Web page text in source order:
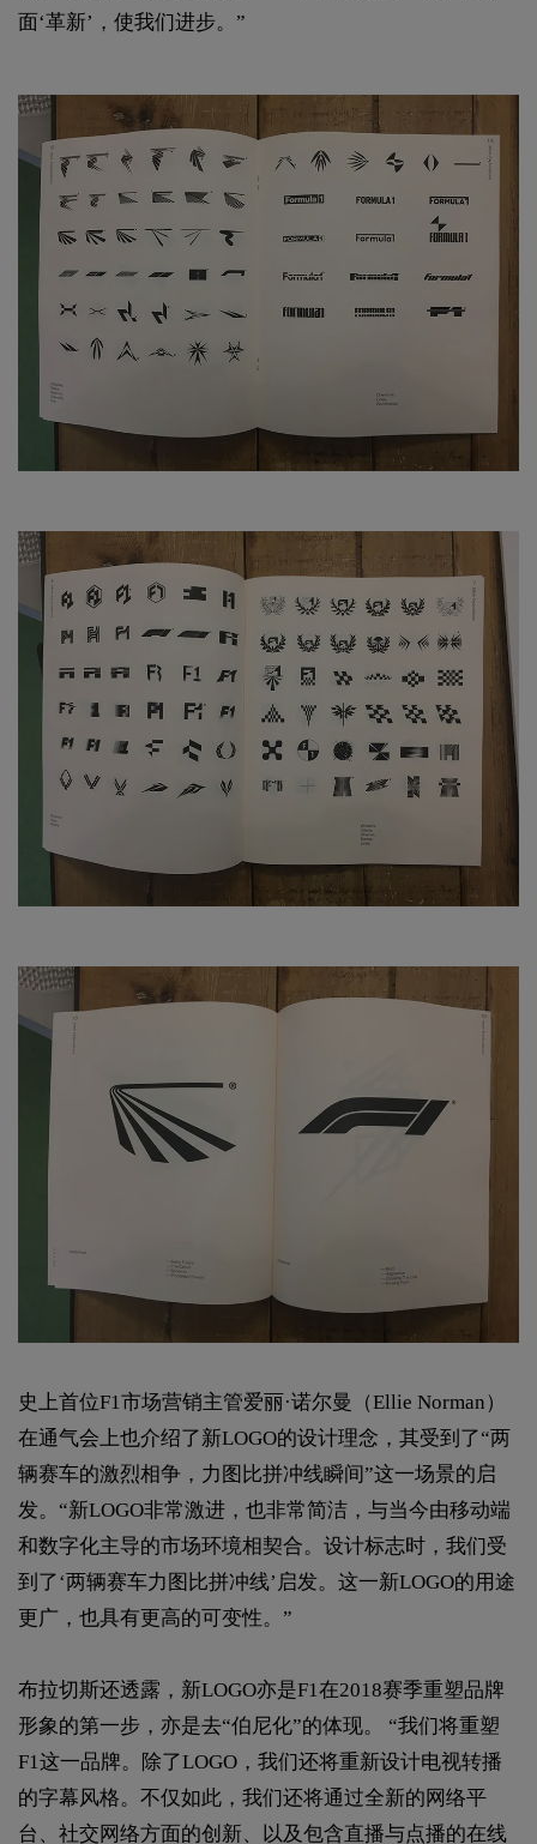
面‘革新’，使我们进步。”
史上首位F1市场营销主管爱丽·诺尔曼（Ellie Norman）
在通气会上也介绍了新LOGO的设计理念，其受到了“两
辆赛车的激烈相争，力图比拼冲线瞬间”这一场景的启
发。“新LOGO非常激进，也非常简洁，与当今由移动端
和数字化主导的市场环境相契合。设计标志时，我们受
到了‘两辆赛车力图比拼冲线’启发。这一新LOGO的用途
更广，也具有更高的可变性。”
布拉切斯还透露，新LOGO亦是F1在2018赛季重塑品牌
形象的第一步，亦是去“伯尼化”的体现。 “我们将重塑
F1这一品牌。除了LOGO，我们还将重新设计电视转播
的字幕风格。不仅如此，我们还将通过全新的网络平
台、社交网络方面的创新、以及包含直播与点播的在线